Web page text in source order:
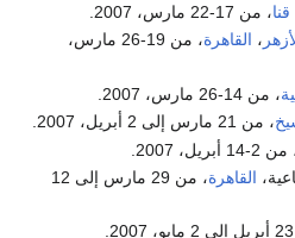
قنا، من 17-22 مارس، 2007.
، القاهرة
، من 19-26 مارس،
، من 14-26 مارس، 2007.
، من 21 مارس إلى 2 أبريل، 2007.
2-14 أبريل، 2007.
القاهرة
، من 29 مارس إلى 12